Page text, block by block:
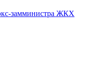
замминистра ЖКХ